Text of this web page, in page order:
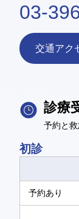
03-
交通アク
診療
予約と救
初診
予約あり